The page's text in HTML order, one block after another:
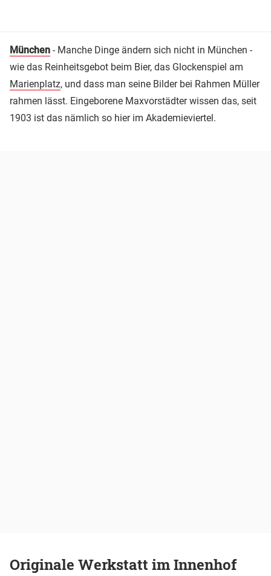
München - Manche Dinge ändern sich nicht in München -
wie das Reinheitsgebot beim Bier, das Glockenspiel am
Marienplatz, und dass man seine Bilder bei Rahmen Müller
rahmen lässt. Eingeborene Maxvorstädter wissen das, seit
1903 ist das nämlich so hier im Akademieviertel.
Originale Werkstatt im Innenhof